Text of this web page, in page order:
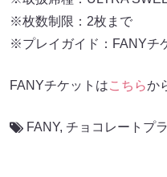
※枚数制限：2枚まで
※プレイガイド：FANYチ
FANYチケットはこちらか
FANY, チョコレートプ